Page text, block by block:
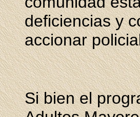
deficiencias y
accionar
Si bien el